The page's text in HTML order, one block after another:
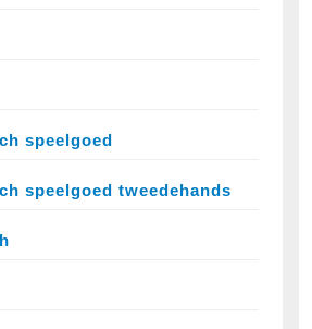
speelgoed
speelgoed tweedehands